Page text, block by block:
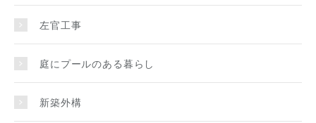
左官工事
庭にプールのある暮らし
新築外構